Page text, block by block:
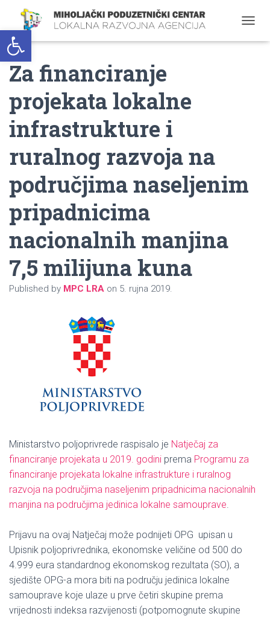
Open toolbar
O
O
Za financiranje
projekata lokalne
infrastrukture i
ruralnog razvoja na
područjima naseljenim
pripadnicima
nacionalnih manjina
7,5 milijuna kuna
Published by MPC LRA on 5. rujna 2019.
Ministarstvo poljoprivrede raspisalo je Natječaj za
financiranje projekata u 2019. godini prema Programu za
financiranje projekata lokalne infrastrukture i ruralnog
razvoja na područjima naseljenim pripadnicima nacionalnih
manjina na područjima jedinica lokalne samouprave.
Prijavu na ovaj Natječaj može podnijeti OPG upisan u
Upisnik poljoprivrednika, ekonomske veličine od 500 do
4.999 eura standardnog ekonomskog rezultata (SO), a
sjedište OPG-a mora biti na području jedinica lokalne
samouprave koje ulaze u prve četiri skupine prema
vrijednosti indeksa razvijenosti (potpomognute skupine